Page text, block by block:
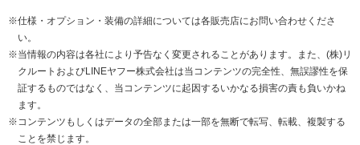
※仕様・オプション・装備の詳細については各販売店にお問い合わせくださ
い。
※当情報の内容は各社により予告なく変更されることがあります。また、(株)リ
クルートおよびLINEヤフー株式会社は当コンテンツの完全性、無誤謬性を保
証するものではなく、当コンテンツに起因するいかなる損害の責も負いかね
ます。
※コンテンツもしくはデータの全部または一部を無断で転写、転載、複製する
ことを禁じます。